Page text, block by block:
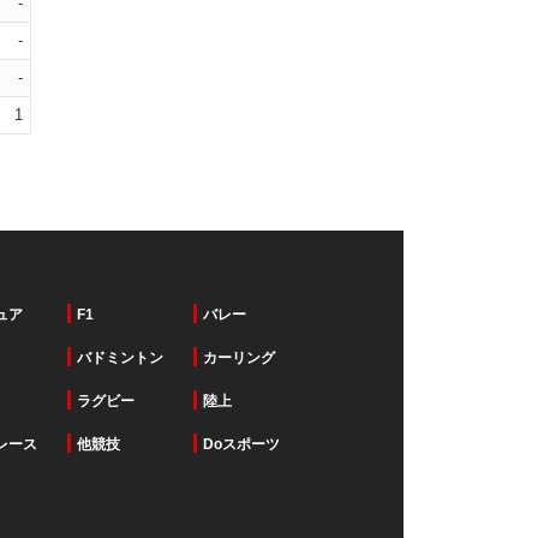
-
-
1
ア F1 バレー
バドミントン カーリング
ラグビー 陸上
ース 他競技 Doスポーツ